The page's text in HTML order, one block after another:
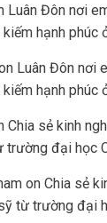
Luân Đôn nơi
hạnh phúc
Luân Đôn nơi
hạnh phúc
Chia sẻ kinh
trường đại học
on Chia sẻ
từ trường đại